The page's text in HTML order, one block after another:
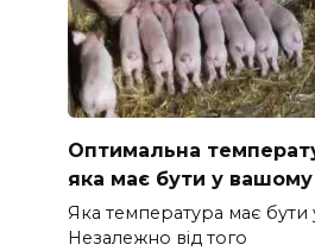
Оптимальна
яка має бути у вашому
Яка температура має бути
Незалежно від того